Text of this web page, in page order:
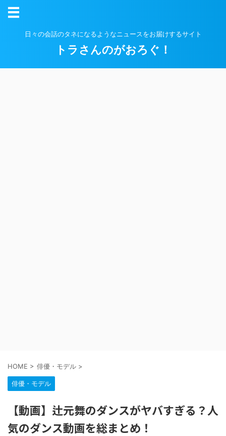
日々の会話のタネになるようなニュースをお届けするサイト
トラさんのがおろぐ！
HOME > 俳優・モデル >
俳優・モデル
【動画】辻元舞のダンスがヤバすぎる？人
気のダンス動画を総まとめ！